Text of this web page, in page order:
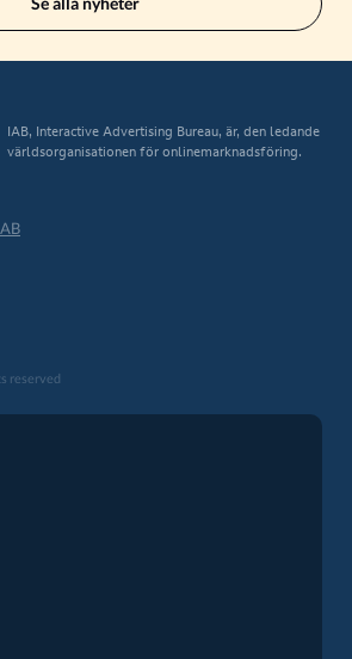
IAB, Interactive Advertising Bureau, är, den ledande
världsorganisationen för onlinemarknadsföring.
reserved